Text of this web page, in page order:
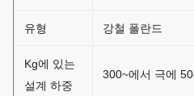
유형 강철 폴란드
Kg에 있는
설계 하중
300~에서 극에